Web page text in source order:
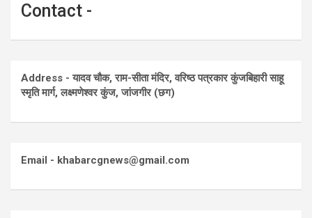
Contact -
Address - यादव चौक, राम-सीता मंदिर, वरिष्ठ पत्रकार कुंजबिहारी साहू
स्मृति मार्ग, लक्ष्मणेश्वर कुंज, जांजगीर (छग)
Email - khabarcgnews@gmail.com